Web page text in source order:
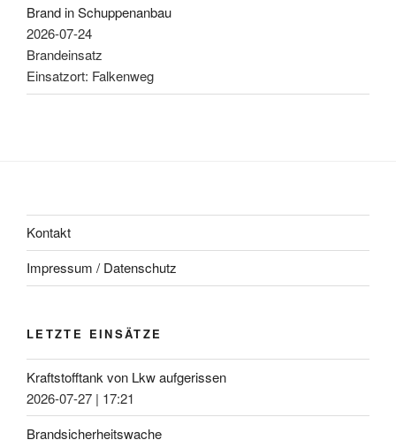
Brand in Schuppenanbau
2026-07-24
Brandeinsatz
Einsatzort: Falkenweg
Kontakt
Impressum / Datenschutz
LETZTE EINSÄTZE
Kraftstofftank von Lkw aufgerissen
2026-07-27 | 17:21
Brandsicherheitswache